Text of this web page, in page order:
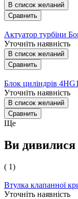
В список желаний
Сравнить
Актуатор турбіни
Уточніть наявність
В список желаний
Сравнить
Блок циліндрів 4HG1
Уточніть наявність
В список желаний
Сравнить
Ще
Ви дивилися
( 1)
Втулка клапанної
Уточніть наявність